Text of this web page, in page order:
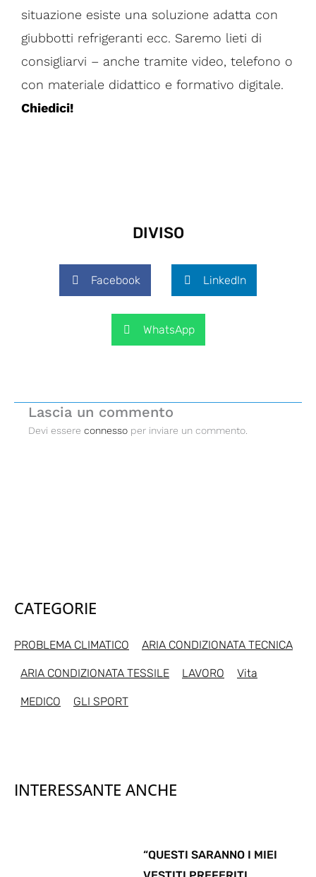
situazione esiste una soluzione adatta con
giubbotti refrigeranti ecc. Saremo lieti di
consigliarvi – anche tramite video, telefono o
con materiale didattico e formativo digitale.
Chiedici!
DIVISO
Facebook LinkedIn
WhatsApp
Lascia un commento
Devi essere connesso per inviare un commento.
CATEGORIE
PROBLEMA CLIMATICO ARIA CONDIZIONATA TECNICA
ARIA CONDIZIONATA TESSILE LAVORO Vita
MEDICO GLI SPORT
INTERESSANTE ANCHE
“QUESTI SARANNO I MIEI